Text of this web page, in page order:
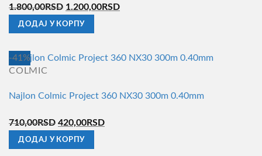
могу
бити
на
страници
1.800,00RSD Оригинална
цена
је
1.800,00RSD.
1.200,00RSDТренутна
ДОДАЈ У КОРПУ
-41%
COLMIC
Najlon Colmic Project 360 NX30 300m 0.40mm
710,00RSD Оригинална
цена
је
420,00RSDТренутна
ДОДАЈ У КОРПУ